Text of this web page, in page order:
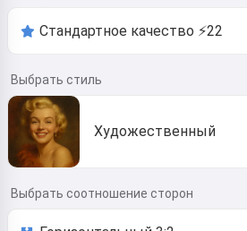
Выбрать стиль
Художественный
Выбрать соотношение сторон